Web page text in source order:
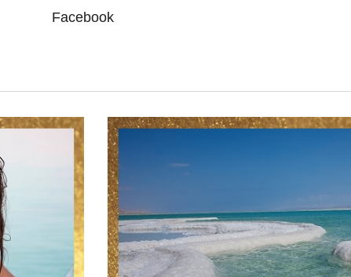
Facebook